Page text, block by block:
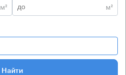
м²
м²
Найти